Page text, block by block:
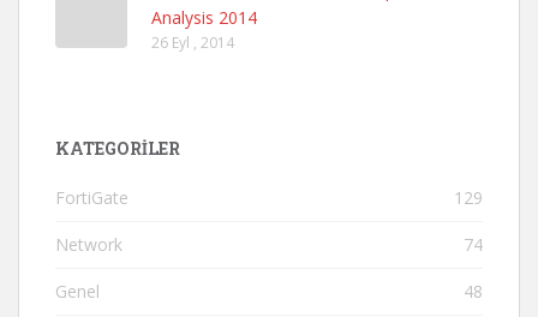
Analysis 2014
26 Eyl , 2014
KATEGORILER
FortiGate 129
Network 74
Genel 48